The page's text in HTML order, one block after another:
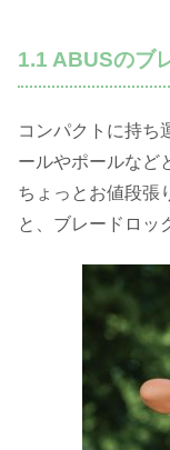
1.1 ABUSのブ
コンパクトに持ち
ールやポールなど
ちょっとお値段張
と、ブレードロッ